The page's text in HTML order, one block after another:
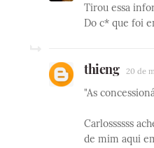
Tirou essa
Do c* que foi
thieng 20 de
"As
Carlossssss
de mim aqui